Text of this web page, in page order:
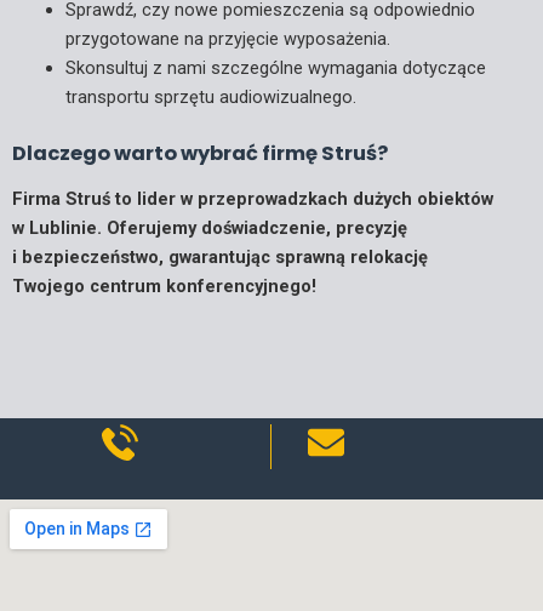
Sprawdź, czy nowe pomieszczenia są odpowiednio
przygotowane na przyjęcie wyposażenia.
Skonsultuj z nami szczególne wymagania dotyczące
transportu sprzętu audiowizualnego.
Dlaczego warto wybrać firmę Struś?
Firma Struś to lider w przeprowadzkach dużych obiektów
w Lublinie. Oferujemy doświadczenie, precyzję
i bezpieczeństwo, gwarantując sprawną relokację
Twojego centrum konferencyjnego!